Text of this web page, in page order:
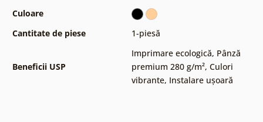
Culoare
Cantitate de piese
1-piesă
Beneficii USP
Imprimare ecologică, Pânză
premium 280 g/m², Culori
vibrante, Instalare ușoară